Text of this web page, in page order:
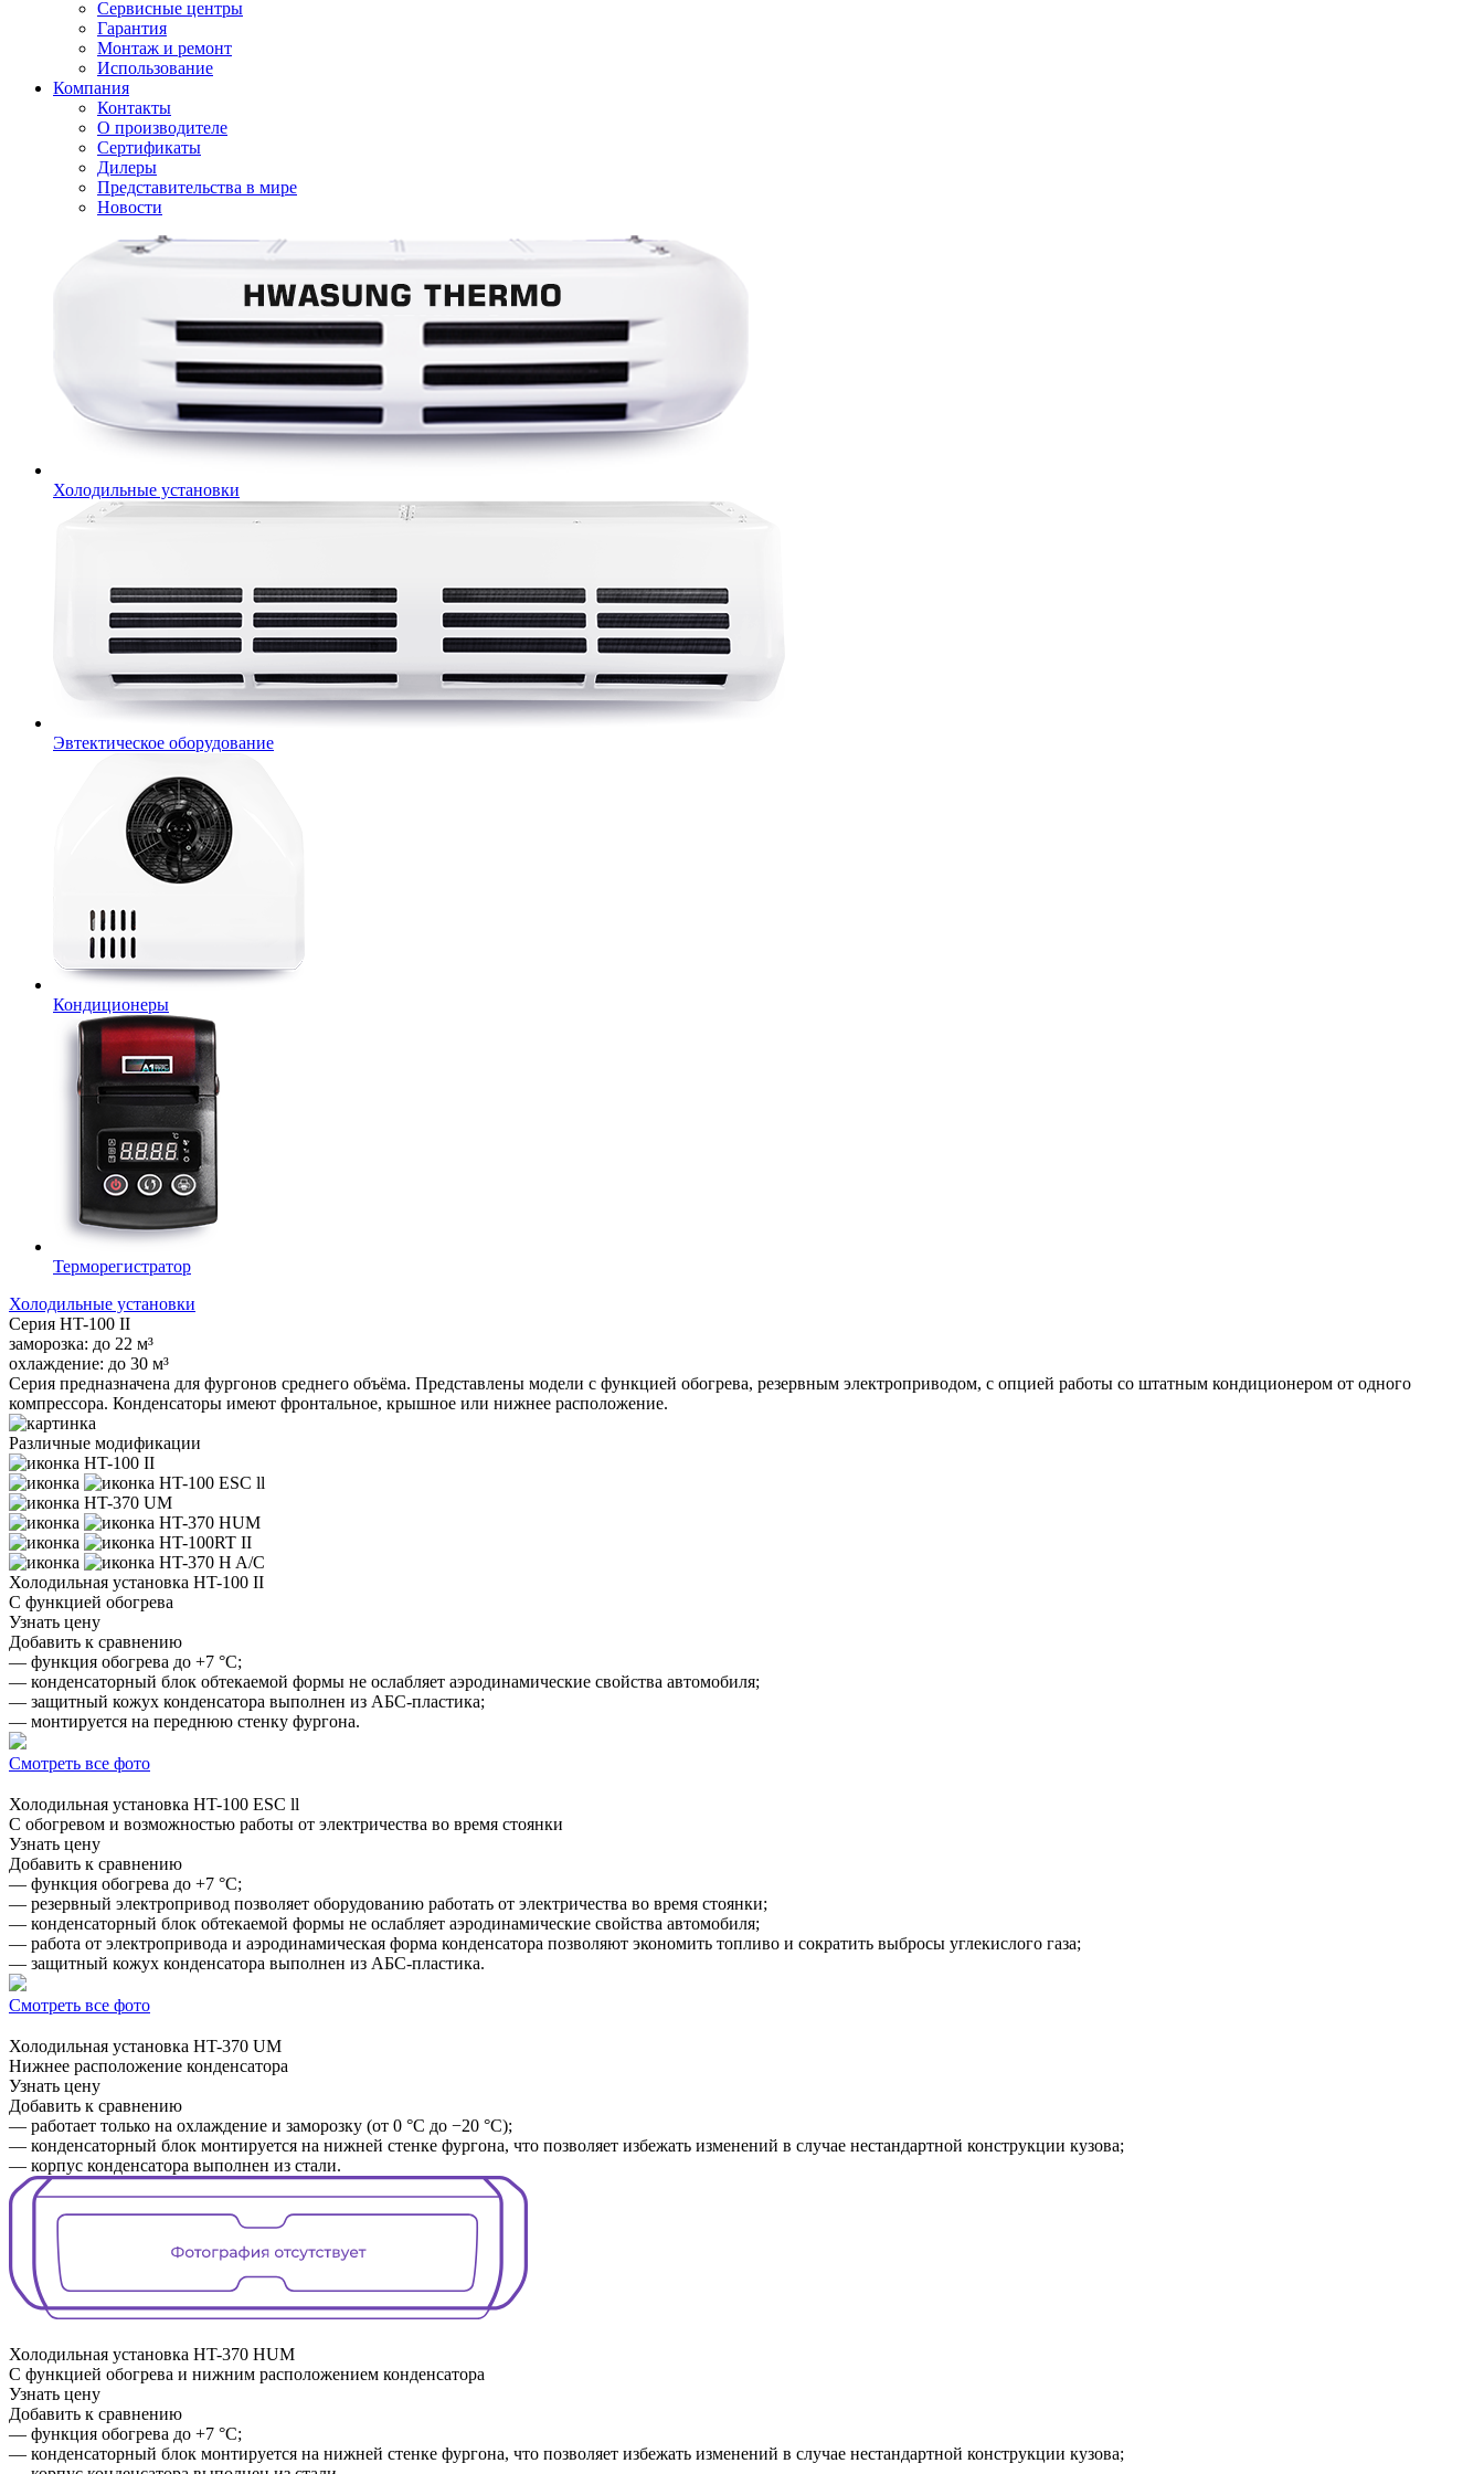
Сервисные центры
Гарантия
Монтаж и ремонт
Использование
Компания
Контакты
О производителе
Сертификаты
Дилеры
Представительства в мире
Новости
Холодильные установки
Эвтектическое оборудование
Кондиционеры
Терморегистратор
Холодильные установки
Серия HT-100 II
заморозка: до 22 м³
охлаждение: до 30 м³
Серия предназначена для фургонов среднего объёма. Представлены модели с функцией обогрева, резервным электроприводом, с опцией работы со штатным кондиционером от одного
компрессора. Конденсаторы имеют фронтальное, крышное или нижнее расположение.
Различные модификации
HT-100 II
HT-100 ESC ll
HT-370 UM
HT-370 HUM
HT-100RT II
HT-370 H A/C
Холодильная установка HT-100 II
С функцией обогрева
Узнать цену
Добавить к сравнению
— функция обогрева до +7 °C;
— конденсаторный блок обтекаемой формы не ослабляет аэродинамические свойства автомобиля;
— защитный кожух конденсатора выполнен из АБС-пластика;
— монтируется на переднюю стенку фургона.
Смотреть все фото
Холодильная установка HT-100 ESC ll
С обогревом и возможностью работы от электричества во время стоянки
Узнать цену
Добавить к сравнению
— функция обогрева до +7 °C;
— резервный электропривод позволяет оборудованию работать от электричества во время стоянки;
— конденсаторный блок обтекаемой формы не ослабляет аэродинамические свойства автомобиля;
— работа от электропривода и аэродинамическая форма конденсатора позволяют экономить топливо и сократить выбросы углекислого газа;
— защитный кожух конденсатора выполнен из АБС-пластика.
Смотреть все фото
Холодильная установка HT-370 UM
Нижнее расположение конденсатора
Узнать цену
Добавить к сравнению
— работает только на охлаждение и заморозку (от 0 °C до −20 °C);
— конденсаторный блок монтируется на нижней стенке фургона, что позволяет избежать изменений в случае нестандартной конструкции кузова;
— корпус конденсатора выполнен из стали.
Холодильная установка HT-370 HUM
С функцией обогрева и нижним расположением конденсатора
Узнать цену
Добавить к сравнению
— функция обогрева до +7 °C;
— конденсаторный блок монтируется на нижней стенке фургона, что позволяет избежать изменений в случае нестандартной конструкции кузова;